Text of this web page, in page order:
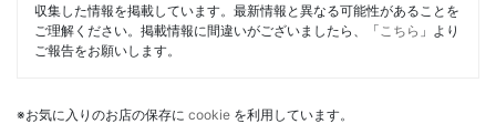
収集した情報を掲載しています。最新情報と異なる可能性があることを
ご理解ください。掲載情報に間違いがございましたら、「 こちら 」より
ご報告をお願いします。
※お気に入りのお店の保存に cookie を利用しています。